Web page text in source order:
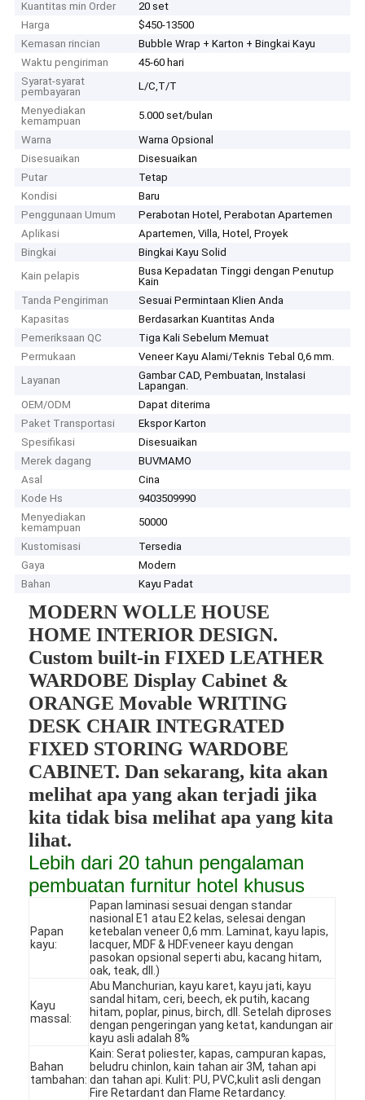
Kuantitas min Order
20 set
Harga
$450-13500
Kemasan rincian
Bubble Wrap + Karton + Bingkai Kayu
Waktu pengiriman
45-60 hari
Syarat-syarat
pembayaran
L/C,T/T
Menyediakan
kemampuan
5.000 set/bulan
Warna
Warna Opsional
Disesuaikan
Disesuaikan
Putar
Tetap
Kondisi
Baru
Penggunaan Umum
Perabotan Hotel, Perabotan Apartemen
Aplikasi
Apartemen, Villa, Hotel, Proyek
Bingkai
Bingkai Kayu Solid
Kain pelapis
Busa Kepadatan Tinggi dengan Penutup
Kain
Tanda Pengiriman
Sesuai Permintaan Klien Anda
Kapasitas
Berdasarkan Kuantitas Anda
Pemeriksaan QC
Tiga Kali Sebelum Memuat
Permukaan
Veneer Kayu Alami/Teknis Tebal 0,6 mm.
Layanan
Gambar CAD, Pembuatan, Instalasi
Lapangan.
OEM/ODM
Dapat diterima
Paket Transportasi
Ekspor Karton
Spesifikasi
Disesuaikan
Merek dagang
BUVMAMO
Asal
Cina
Kode Hs
9403509990
Menyediakan
kemampuan
50000
Kustomisasi
Tersedia
Gaya
Modern
Bahan
Kayu Padat
MODERN WOLLE HOUSE
HOME INTERIOR DESIGN.
Custom built-in FIXED LEATHER
WARDOBE Display Cabinet &
ORANGE Movable WRITING
DESK CHAIR INTEGRATED
FIXED STORING WARDOBE
CABINET. Dan sekarang, kita akan
melihat apa yang akan terjadi jika
kita tidak bisa melihat apa yang kita
lihat.
Lebih dari 20 tahun pengalaman
pembuatan furnitur hotel khusus
Papan
kayu:
Papan laminasi sesuai dengan standar
nasional E1 atau E2 kelas, selesai dengan
ketebalan veneer 0,6 mm. Laminat, kayu lapis,
lacquer, MDF & HDF.veneer kayu dengan
pasokan opsional seperti abu, kacang hitam,
oak, teak, dll.)
Kayu
massal:
Abu Manchurian, kayu karet, kayu jati, kayu
sandal hitam, ceri, beech, ek putih, kacang
hitam, poplar, pinus, birch, dll. Setelah diproses
dengan pengeringan yang ketat, kandungan air
kayu asli adalah 8%
Bahan
tambahan:
Kain: Serat poliester, kapas, campuran kapas,
beludru chinlon, kain tahan air 3M, tahan api
dan tahan api. Kulit: PU, PVC,kulit asli dengan
Fire Retardant dan Flame Retardancy.